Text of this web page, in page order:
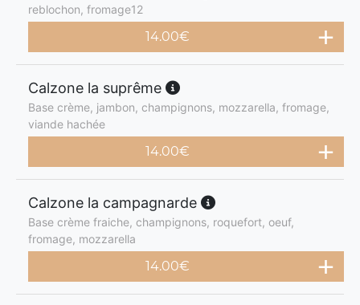
reblochon, fromage12
14.00€
Calzone la suprême
Base crème, jambon, champignons, mozzarella, fromage,
viande hachée
14.00€
Calzone la campagnarde
Base crème fraiche, champignons, roquefort, oeuf,
fromage, mozzarella
14.00€